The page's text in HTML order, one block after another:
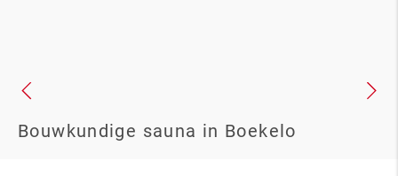
Bouwkundige sauna in Boekelo